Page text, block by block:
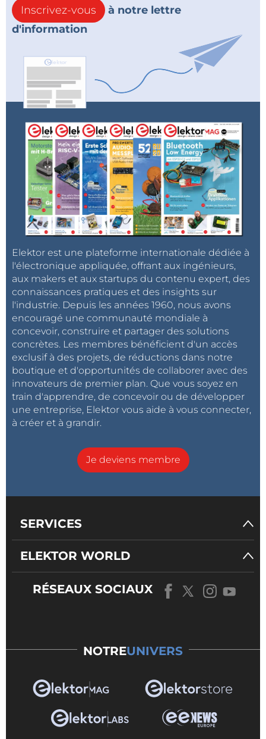
Inscrivez-vous
à notre lettre
d'information
Elektor est une plateforme internationale dédiée à
l'électronique appliquée, offrant aux ingénieurs,
aux makers et aux startups du contenu expert, des
connaissances pratiques et des insights sur
l'industrie. Depuis les années 1960, nous avons
encouragé une communauté mondiale à
concevoir, construire et partager des solutions
concrètes. Les membres bénéficient d'un accès
exclusif à des projets, de réductions dans notre
boutique et d'opportunités de collaborer avec des
innovateurs de premier plan. Que vous soyez en
train d'apprendre, de concevoir ou de développer
une entreprise, Elektor vous aide à vous connecter,
à créer et à grandir.
Je deviens membre
SERVICES
ELEKTOR WORLD
RÉSEAUX SOCIAUX
NOTREUNIVERS